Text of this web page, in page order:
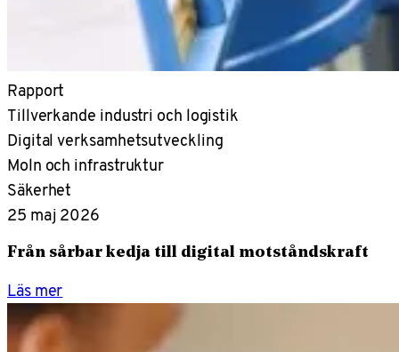
Rapport
Tillverkande industri och logistik
Digital verksamhetsutveckling
Moln och infrastruktur
Säkerhet
25 maj 2026
Från sårbar kedja till digital motståndskraft
Läs mer